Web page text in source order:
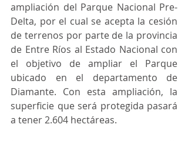
ampliación del Parque Nacional Pre-
Delta, por el cual se acepta la cesión
de terrenos por parte de la provincia
de Entre Ríos al Estado Nacional con
el objetivo de ampliar el Parque
ubicado en el departamento de
Diamante. Con esta ampliación, la
superficie que será protegida pasará
a tener 2.604 hectáreas.